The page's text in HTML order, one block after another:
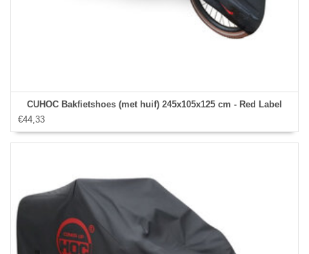
CUHOC Bakfietshoes (met huif) 245x105x125 cm - Red Label
€44,33